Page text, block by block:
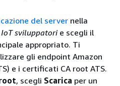
del server nella
IoT sviluppatorie scegli il
appropriato. Ti
gli endpoint Amazon
e i certificati CA root ATS.
, scegli Scarica per un